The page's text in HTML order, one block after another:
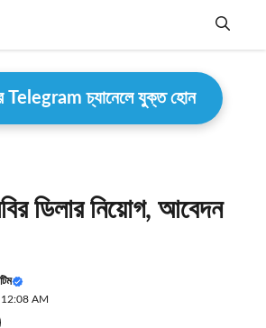
Telegram চ্যানেলে যুক্ত হোন
ডিলার নিয়োগ, আবেদন
AM